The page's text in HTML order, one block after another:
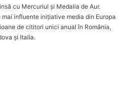
cu Mercuriul și Medalia de Aur.
influente inițiative media din Europa
de cititori unici anual în România,
și Italia.